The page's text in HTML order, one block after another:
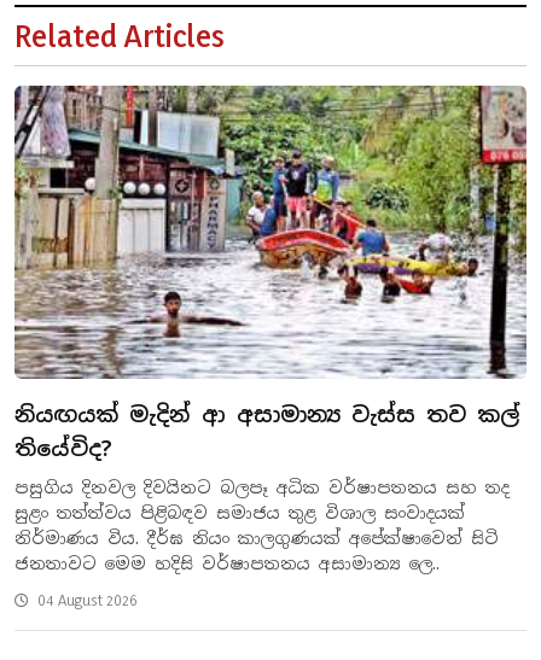
Related Articles
නියඟයක් මැදින් ආ අසාමාන්‍ය වැස්ස තව කල්
තියේවිද?
​පසුගිය දිනවල දිවයිනට බලපෑ අධික වර්ෂාපතනය සහ තද
සුළං තත්ත්වය පිළිබඳව සමාජය තුළ විශාල සංවාදයක්
නිර්මාණය විය. දීර්ඝ නියං කාලගුණයක් අපේක්ෂාවෙන් සිටි
ජනතාවට මෙම හදිසි වර්ෂාපතනය අසාමාන්‍ය ලෙ..
04 August 2026